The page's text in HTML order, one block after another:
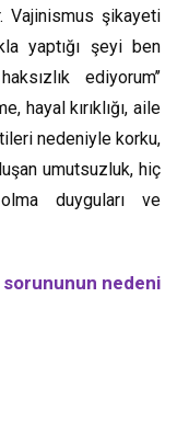
Vajinismus şikayeti
yaptığı şeyi ben
ediyorum’’
hayal kırıklığı, aile
nedeniyle korku,
umutsuzluk, hiç
duyguları ve
sorununun nedeni